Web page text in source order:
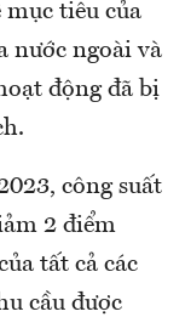
tiêu của
nước ngoài và
động đã bị
công suất
2 điểm
tất cả các
cầu được